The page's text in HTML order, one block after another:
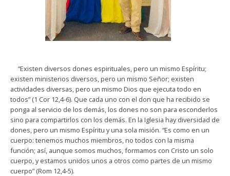
“Existen diversos dones espirituales, pero un mismo Espíritu;
existen ministerios diversos, pero un mismo Señor; existen
actividades diversas, pero un mismo Dios que ejecuta todo en
todos” (1 Cor 12,4-6). Que cada uno con el don que ha recibido se
ponga al servicio de los demás, los dones no son para esconderlos
sino para compartirlos con los demás. En la Iglesia hay diversidad de
dones, pero un mismo Espíritu y una sola misión. “Es como en un
cuerpo: tenemos muchos miembros, no todos con la misma
función; así, aunque somos muchos, formamos con Cristo un solo
cuerpo, y estamos unidos unos a otros como partes de un mismo
cuerpo” (Rom 12,4-5).